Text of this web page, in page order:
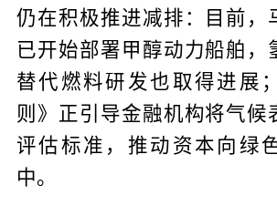
仍在积极推进减排：目前，
已开始部署甲醇动力船舶，
替代燃料研发也取得进展
则》正引导金融机构将气候
评估标准，推动资本向绿
中。